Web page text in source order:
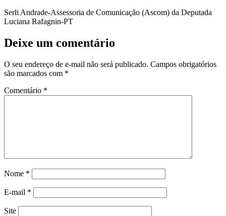
Serli Andrade-Assessoria de Comunicação (Ascom) da Deputada
Luciana Rafagnin-PT
Deixe um comentário
O seu endereço de e-mail não será publicado. Campos obrigatórios
são marcados com *
Comentário *
Nome *
E-mail *
Site